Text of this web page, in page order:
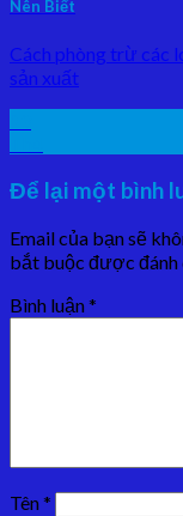
Nên Biết
Cách phòng trừ các
sản xuất
Để lại một bình
Email của bạn sẽ
bắt buộc được đánh
Bình luận*
Tên*